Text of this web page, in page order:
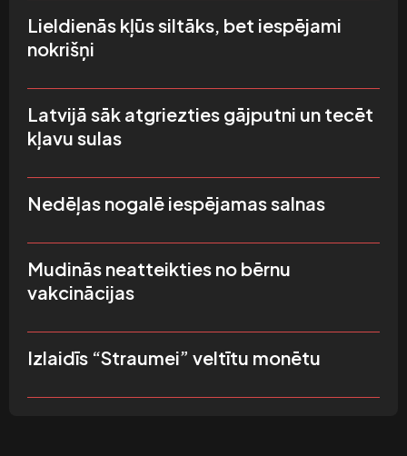
Lieldienās kļūs siltāks, bet iespējami
nokrišņi
Latvijā sāk atgriezties gājputni un tecēt
kļavu sulas
Nedēļas nogalē iespējamas salnas
Mudinās neatteikties no bērnu
vakcinācijas
Izlaidīs “Straumei” veltītu monētu